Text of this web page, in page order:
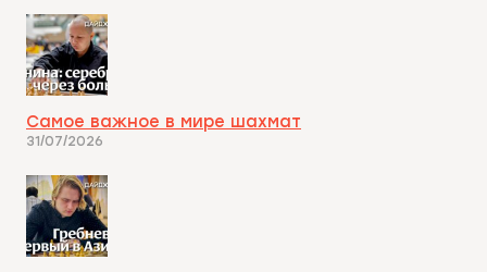
Самое важное в мире шахмат
31/07/2026